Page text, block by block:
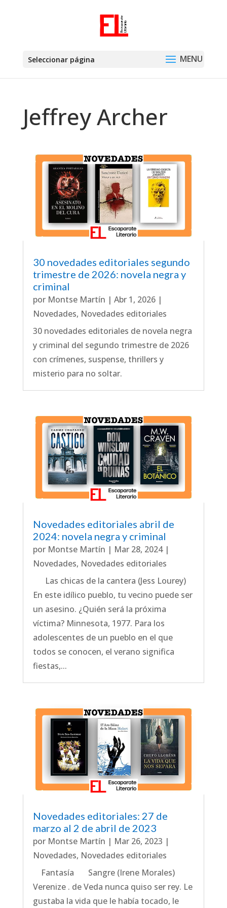
Seleccionar página
Jeffrey Archer
30 novedades editoriales segundo
trimestre de 2026: novela negra y
criminal
por Montse Martín | Abr 1, 2026|
Novedades, Novedades editoriales
30 novedades editoriales de novela negra
y criminal del segundo trimestre de 2026
con crímenes, suspense, thrillers y
misterio para no soltar.
Novedades editoriales abril de
2024: novela negra y criminal
por Montse Martín | Mar 28, 2024|
Novedades, Novedades editoriales
Las chicas de la cantera (Jess Lourey)
En este idílico pueblo, tu vecino puede ser
un asesino. ¿Quién será la próxima
víctima? Minnesota, 1977. Para los
adolescentes de un pueblo en el que
todos se conocen, el verano significa
fiestas,...
Novedades editoriales: 27 de
marzo al 2 de abril de 2023
por Montse Martín | Mar 26, 2023 |
Novedades, Novedades editoriales
Fantasía Sangre (Irene Morales)
Verenize . de Veda nunca quiso ser rey. Le
gustaba la vida que le había tocado, le